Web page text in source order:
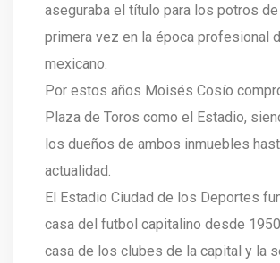
aseguraba el título para los potros
primera vez en la época profesional
mexicano.
Por estos años Moisés Cosío
Plaza de Toros como el Estadio,
los dueños de ambos inmuebles
actualidad.
El Estadio Ciudad de los Deportes
casa del futbol capitalino desde
casa de los clubes de la capital y la